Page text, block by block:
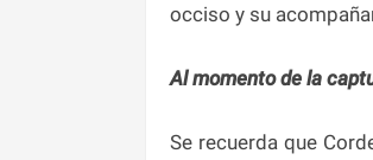
occiso y su
Al momento de la
Se recuerda que